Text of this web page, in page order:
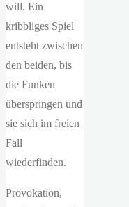
will. Ein
kribbliges Spiel
entsteht zwischen
den beiden, bis
die Funken
überspringen und
sie sich im freien
Fall
wiederfinden.
Provokation,